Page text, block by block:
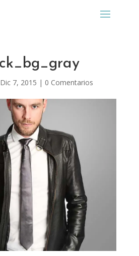
Dic 7, 2015 | 0 Comentarios